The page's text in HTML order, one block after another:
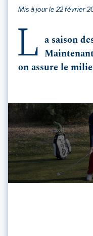
Mis à jour le 22 février
L
a saison
on assure le